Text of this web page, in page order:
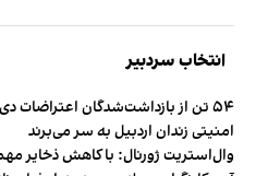
انتخاب سردبیر
۵۴ تن از بازداشت‌شدگان اعتراضات
امنیتی زندان اردبیل به سر می‌برند
وال‌استریت ژورنال: با کاهش ذخایر